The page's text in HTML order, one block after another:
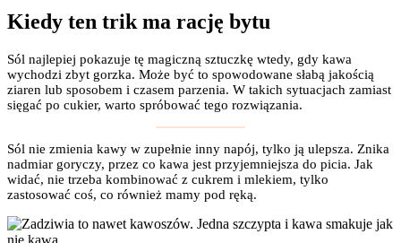
Kiedy ten trik ma rację bytu
Sól najlepiej pokazuje tę magiczną sztuczkę wtedy, gdy kawa
wychodzi zbyt gorzka. Może być to spowodowane słabą jakością
ziaren lub sposobem i czasem parzenia. W takich sytuacjach zamiast
sięgać po cukier, warto spróbować tego rozwiązania.
Sól nie zmienia kawy w zupełnie inny napój, tylko ją ulepsza. Znika
nadmiar goryczy, przez co kawa jest przyjemniejsza do picia. Jak
widać, nie trzeba kombinować z cukrem i mlekiem, tylko
zastosować coś, co również mamy pod ręką.